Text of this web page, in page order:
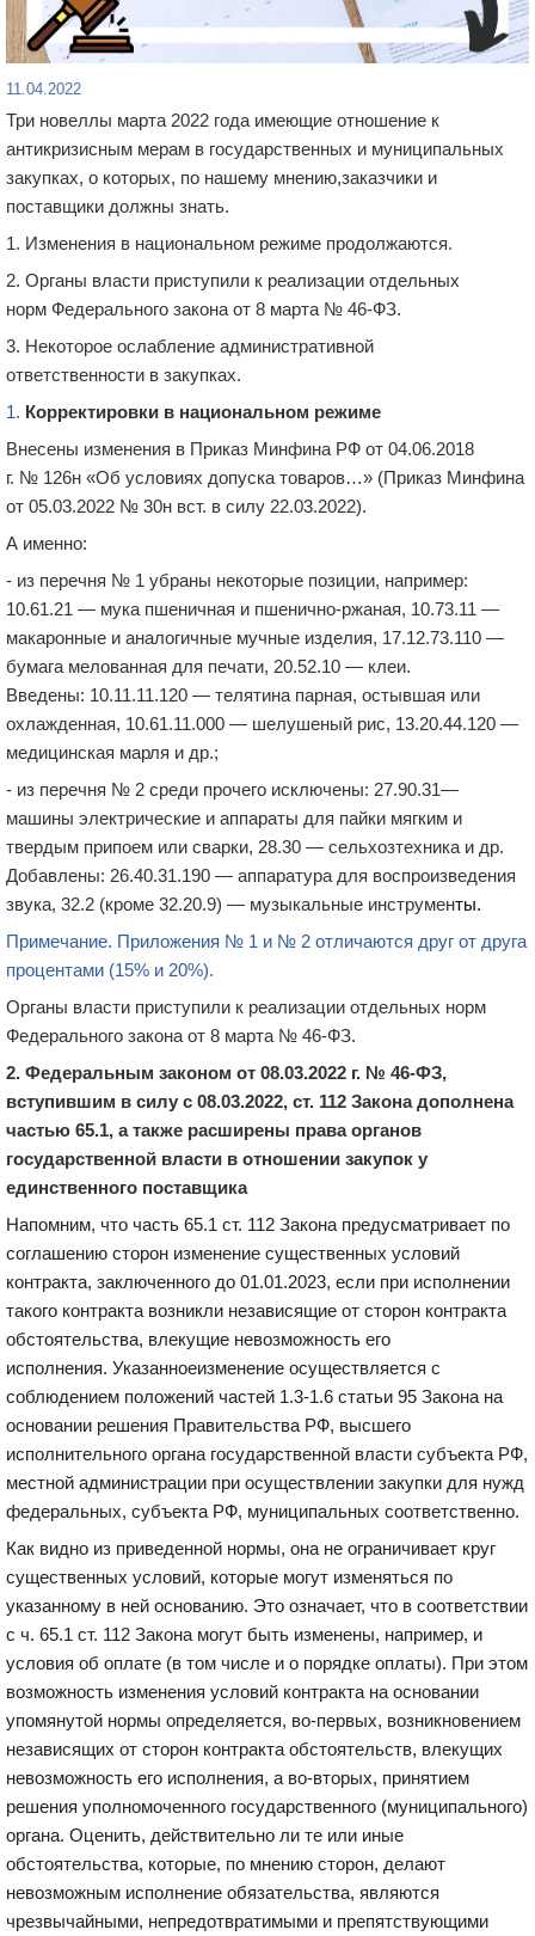
11.04.2022
Три новеллы марта 2022 года имеющие отношение к
антикризисным мерам в государственных и муниципальных
закупках, о которых, по нашему мнению,заказчики и
поставщики должны знать.
1. Изменения в национальном режиме продолжаются.
2. Органы власти приступили к реализации отдельных
норм Федерального закона от 8 марта № 46-ФЗ.
3. Некоторое ослабление административной
ответственности в закупках.
1. Корректировки в национальном режиме
Внесены изменения в Приказ Минфина РФ от 04.06.2018
г. № 126н «Об условиях допускатоваров…» (Приказ Минфина
от 05.03.2022 № 30н вст. в силу 22.03.2022).
А именно:
- из перечня № 1 убраны некоторые позиции, например:
10.61.21 — мукапшеничная и пшенично-ржаная, 10.73.11 —
макаронные и аналогичные мучные изделия, 17.12.73.110 —
бумагамелованная для печати, 20.52.10 — клеи.
Введены: 10.11.11.120 — телятина парная, остывшая или
охлажденная, 10.61.11.000 — шелушеный рис, 13.20.44.120 —
медицинская марля и др.;
- из перечня № 2 среди прочего исключены: 27.90.31—
машины электрические и аппараты для пайки мягким и
твердым припоем или сварки, 28.30 — сельхозтехника и др.
Добавлены: 26.40.31.190 — аппаратурадля воспроизведения
звука, 32.2 (кроме 32.20.9) — музыкальные инструменты.
Примечание. Приложения № 1 и № 2 отличаются друг от друга
процентами (15% и 20%).
Органы власти приступили к реализации отдельных норм
Федерального закона от 8 марта № 46-ФЗ.
2. Федеральным законом от 08.03.2022 г. № 46-ФЗ,
вступившим в силу с 08.03.2022, ст. 112 Закона дополнена
частью 65.1, а также расширены права органов
государственной власти в отношении закупок у
единственного поставщика
Напомним, что часть 65.1 ст. 112 Закона предусматривает по
соглашению сторон изменение существенных условий
контракта, заключенного до 01.01.2023, если при исполнении
такого контракта возникли независящие от сторон контракта
обстоятельства, влекущие невозможность его
исполнения. Указанноеизменение осуществляется с
соблюдением положений частей 1.3-1.6 статьи 95 Закона на
основании решения Правительства РФ, высшего
исполнительного органа государственной власти субъекта РФ,
местной администрации при осуществлении закупки для нужд
федеральных, субъекта РФ, муниципальных соответственно.
Как видно из приведенной нормы, она не ограничивает круг
существенных условий, которые могут изменяться по
указанному в ней основанию. Это означает, что в соответствии
с ч. 65.1 ст. 112 Закона могут быть изменены, например, и
условия об оплате (в том числе и о порядке оплаты). При этом
возможность изменения условий контракта на основании
упомянутой нормы определяется, во-первых, возникновением
независящих от сторон контракта обстоятельств, влекущих
невозможность его исполнения, а во-вторых, принятием
решения уполномоченного государственного (муниципального)
органа. Оценить, действительно ли те или иные
обстоятельства, которые, по мнению сторон, делают
невозможным исполнение обязательства, являются
чрезвычайными, непредотвратимыми и препятствующими